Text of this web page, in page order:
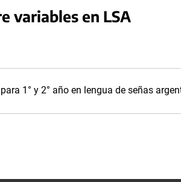
variables en LSA
1° y 2° año en lengua de señas